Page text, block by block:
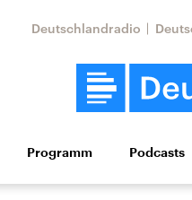
Deutschlandradio
Wirtschaft Wissen
Programm Podcasts